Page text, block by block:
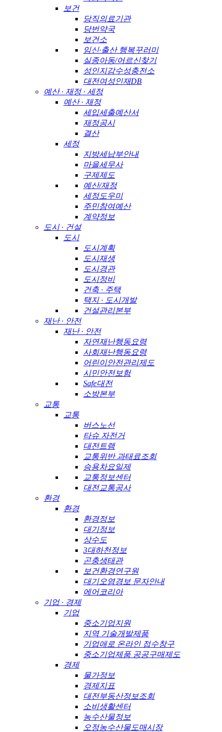
보건
당직의료기관
당번약국
보건소
임신·출산 행복꾸러미
실종아동/어르신찾기
성인지감수성충전소
대전여성인재DB
예산 · 재정 · 세정
예산 · 재정
세입세출예산서
재정공시
결산
세정
지방세납부안내
마을세무사
구제제도
예산/재정
세정도우미
주민참여예산
계약정보
도시 · 건설
도시
도시계획
도시재생
도시경관
도시정비
건축 · 주택
택지 · 도시개발
건설관리본부
재난 · 안전
재난 · 안전
자연재난행동요령
사회재난행동요령
어린이안전관리제도
시민안전보험
Safe대전
소방본부
교통
교통
버스노선
타슈 자전거
대전트램
교통위반 과태료조회
승용차요일제
교통정보센터
대전교통공사
환경
환경
환경정보
대기정보
상수도
3대하천정보
곤충생태관
보건환경연구원
대기오염경보 문자안내
에어코리아
기업 · 경제
기업
중소기업지원
지역 기술개발제품
기업애로 온라인 접수창구
중소기업제품 공공구매제도
경제
물가정보
경제지표
대전부동산정보조회
소비생활센터
농수산물정보
오정농수산물도매시장